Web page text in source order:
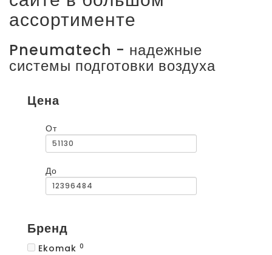
ассортименте
Pneumatech - надежные
системы подготовки воздуха
Цена
От
До
Бренд
Ekomak 0